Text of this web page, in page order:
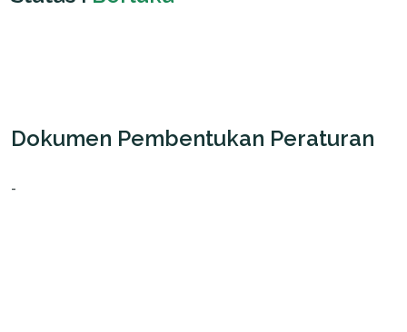
Dokumen Pembentukan Peraturan
-